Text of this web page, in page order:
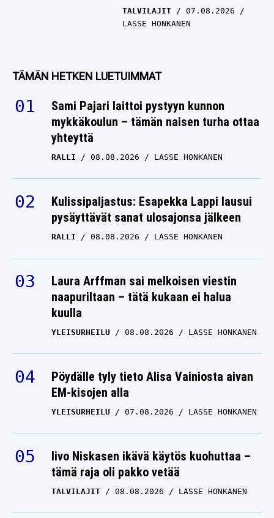
TALVILAJIT
07.08.2026
LASSE HONKANEN
TÄMÄN HETKEN LUETUIMMAT
Sami Pajari laittoi pystyyn kunnon
mykkäkoulun – tämän naisen turha ottaa
yhteyttä
RALLI 08.08.2026 LASSE HONKANEN
Kulissipaljastus: Esapekka Lappi lausui
pysäyttävät sanat ulosajonsa jälkeen
RALLI 08.08.2026 LASSE HONKANEN
Laura Arffman sai melkoisen viestin
naapuriltaan – tätä kukaan ei halua
kuulla
YLEISURHEILU 08.08.2026 LASSE HONKANEN
Pöydälle tyly tieto Alisa Vainiosta aivan
EM-kisojen alla
YLEISURHEILU 07.08.2026 LASSE HONKANEN
Iivo Niskasen ikävä käytös kuohuttaa –
tämä raja oli pakko vetää
TALVILAJIT 08.08.2026 LASSE HONKANEN